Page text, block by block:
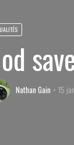
Nathan Gain 15